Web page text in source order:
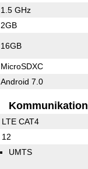
1.5 GHz
2GB
16GB
MicroSDXC
Android 7.0
Kommunikation
LTE CAT4
12
UMTS